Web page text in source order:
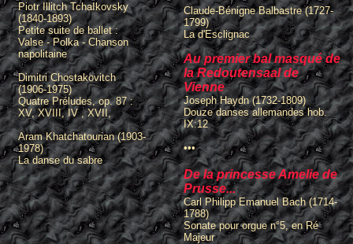
Piotr Illitch TchaIkovsky
(1840-1893)
Petite suite de ballet :
Valse - Polka - Chanson
napolitaine
Dimitri Chostakovitch
(1906-1975)
Quatre Préludes, op. 87 :
XV, XVIII, IV , XVII,
Aram Khatchatourian (1903-
1978)
La danse du sabre
Claude-Bénigne Balbastre (1727-
1799)
La d'Esclignac
Au premier bal masqué de
la Redoutensaal de
Vienne
Joseph Haydn (1732-1809)
Douze danses allemandes hob.
IX:12
•••
De la princesse Amelie de
Prusse...
Carl Philipp Emanuel Bach (1714-
1788)
Sonate pour orgue n°5, en Ré
Majeur